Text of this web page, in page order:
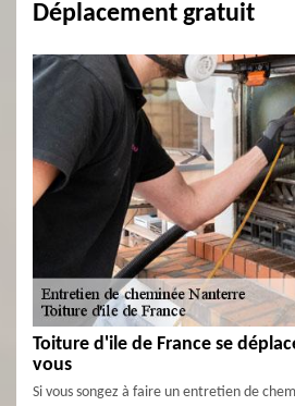
Déplacement gratuit
Toiture d'ile de France se
vous
Si vous songez à faire un entretien de